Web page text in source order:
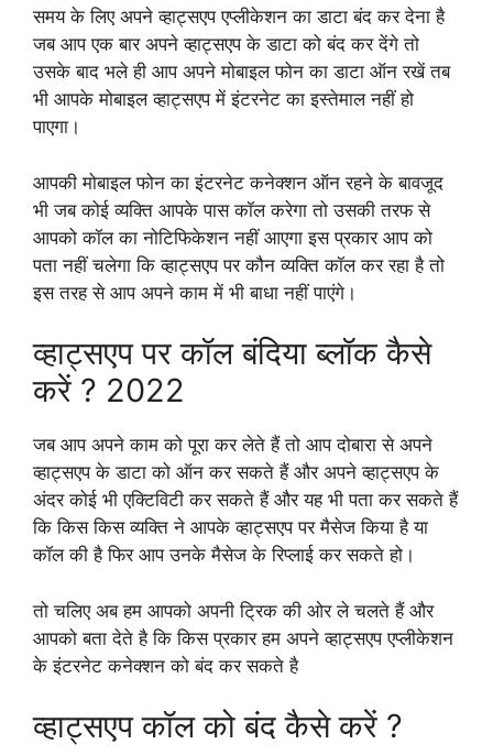
समय के लिए अपने व्हाट्सएप एप्लीकेशन का डाटा बंद कर देना है
जब आप एक बार अपने व्हाट्सएप के डाटा को बंद कर देंगे तो
उसके बाद भले ही आप अपने मोबाइल फोन का डाटा ऑन रखें तब
भी आपके मोबाइल व्हाट्सएप में इंटरनेट का इस्तेमाल नहीं हो
पाएगा।
आपकी मोबाइल फोन का इंटरनेट कनेक्शन ऑन रहने के बावजूद
भी जब कोई व्यक्ति आपके पास कॉल करेगा तो उसकी तरफ से
आपको कॉल का नोटिफिकेशन नहीं आएगा इस प्रकार आप को
पता नहीं चलेगा कि व्हाट्सएप पर कौन व्यक्ति कॉल कर रहा है तो
इस तरह से आप अपने काम में भी बाधा नहीं पाएंगे।
व्हाट्सएप पर कॉल बंदिया ब्लॉक कैसे
करें ? 2022
जब आप अपने काम को पूरा कर लेते हैं तो आप दोबारा से अपने
व्हाट्सएप के डाटा को ऑन कर सकते हैं और अपने व्हाट्सएप के
अंदर कोई भी एक्टिविटी कर सकते हैं और यह भी पता कर सकते हैं
कि किस किस व्यक्ति ने आपके व्हाट्सएप पर मैसेज किया है या
कॉल की है फिर आप उनके मैसेज के रिप्लाई कर सकते हो।
तो चलिए अब हम आपको अपनी ट्रिक की ओर ले चलते हैं और
आपको बता देते है कि किस प्रकार हम अपने व्हाट्सएप एप्लीकेशन
के इंटरनेट कनेक्शन को बंद कर सकते है
व्हाट्सएप कॉल को बंद कैसे करें ?